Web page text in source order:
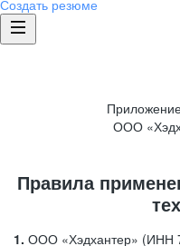
Создать резюме
ООО
Правила
1. ООО «Хэдхантер» (ИНН